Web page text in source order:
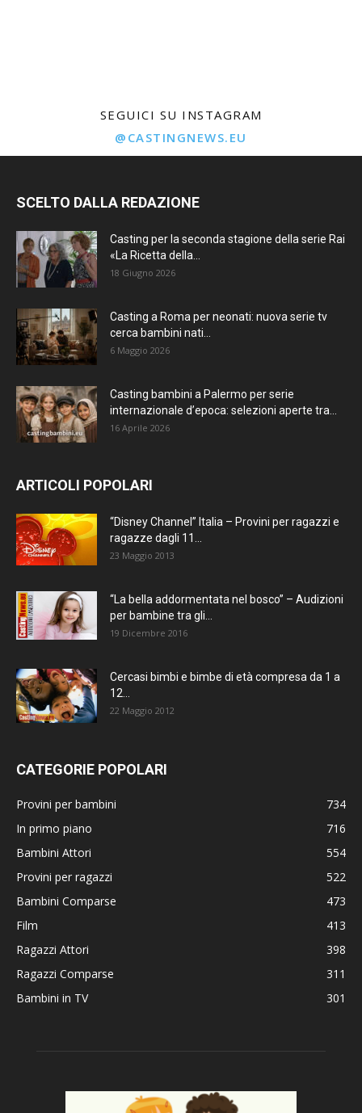
SEGUICI SU INSTAGRAM
@CASTINGNEWS.EU
SCELTO DALLA REDAZIONE
Casting per la seconda stagione della serie Rai
«La Ricetta della...
18 Giugno 2026
Casting a Roma per neonati: nuova serie tv
cerca bambini nati...
6 Maggio 2026
Casting bambini a Palermo per serie
internazionale d’epoca: selezioni aperte tra...
16 Aprile 2026
ARTICOLI POPOLARI
“Disney Channel” Italia – Provini per ragazzi e
ragazze dagli 11...
23 Maggio 2013
“La bella addormentata nel bosco” – Audizioni
per bambine tra gli...
19 Dicembre 2016
Cercasi bimbi e bimbe di età compresa da 1 a
12...
22 Maggio 2012
CATEGORIE POPOLARI
Provini per bambini
734
In primo piano
716
Bambini Attori
554
Provini per ragazzi
522
Bambini Comparse
473
Film
413
Ragazzi Attori
398
Ragazzi Comparse
311
Bambini in TV
301